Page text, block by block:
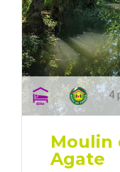
4
Moulin
Agate